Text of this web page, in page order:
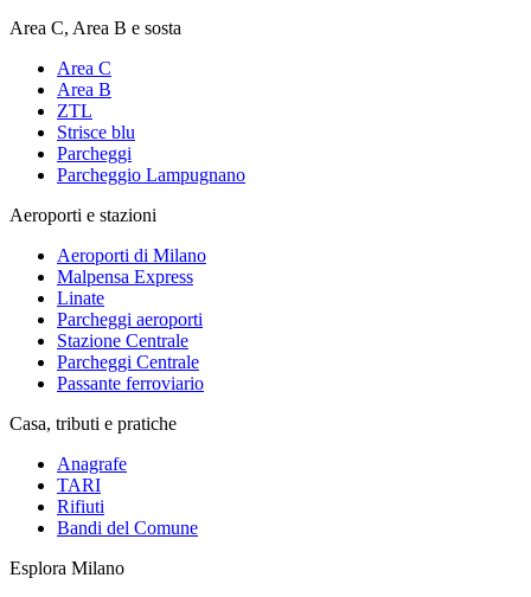
Area C, Area B e sosta
Area C
Area B
ZTL
Strisce blu
Parcheggi
Parcheggio Lampugnano
Aeroporti e stazioni
Aeroporti di Milano
Malpensa Express
Linate
Parcheggi aeroporti
Stazione Centrale
Parcheggi Centrale
Passante ferroviario
Casa, tributi e pratiche
Anagrafe
TARI
Rifiuti
Bandi del Comune
Esplora Milano